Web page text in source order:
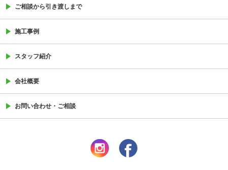
instagram
ご相談から引き渡しまで
施工事例
スタッフ紹介
会社概要
お問い合わせ・ご相談